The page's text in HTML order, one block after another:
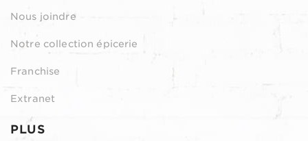
Nous joindre
Notre collection épicerie
Franchise
Extranet
PLUS